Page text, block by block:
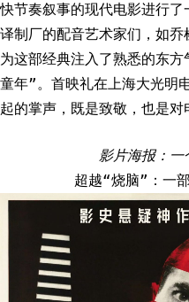
快节奏叙事的现代电影进行
译制厂的配音艺术家们，如乔
为这部经典注入了熟悉的东
童年”。首映礼在上海大光明
起的掌声，既是致敬，也是对
影片海报：一
超越“烧脑”：一